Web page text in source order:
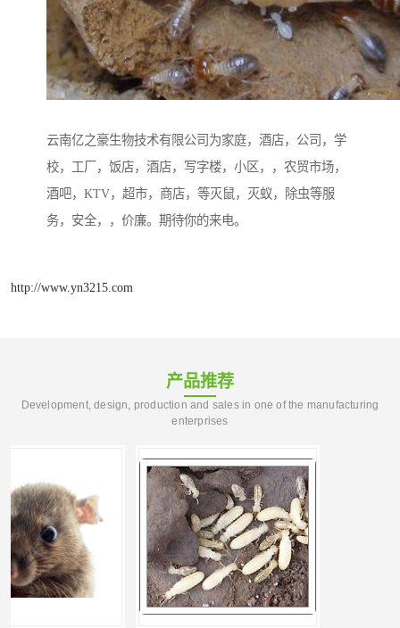
云南亿之豪生物技术有限公司为家庭，酒店，公司，学
校，工厂，饭店，酒店，写字楼，小区，，农贸市场，
酒吧，KTV，超市，商店，等灭鼠，灭蚁，除虫等服
务，安全，，价廉。期待你的来电。
http://www.yn3215.com
产品推荐
Development, design, production and sales in one of the manufacturing
enterprises